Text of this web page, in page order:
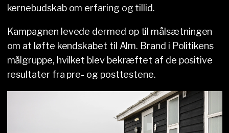
kernebudskab om erfaring og tillid.
Kampagnen levede dermed op til målsætningen
om at løfte kendskabet til Alm. Brand i Politikens
målgruppe, hvilket blev bekræftet af de positive
resultater fra pre- og posttestene.